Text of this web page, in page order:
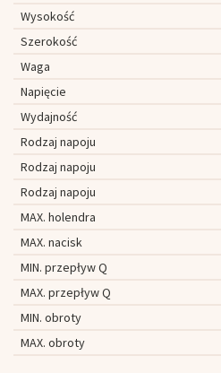
Wysokość
Szerokość
Waga
Napięcie
Wydajność
Rodzaj napoju
Rodzaj napoju
Rodzaj napoju
MAX. holendra
MAX. nacisk
MIN. przepływ Q
MAX. przepływ Q
MIN. obroty
MAX. obroty